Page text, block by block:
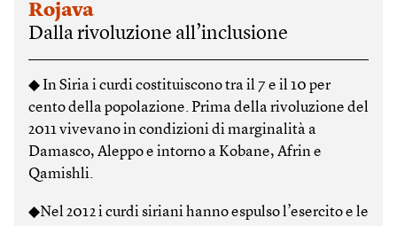
Rojava
Dalla rivoluzione all’inclusione
◆ In Siria i curdi costituiscono tra il 7 e il 10 per
cento della popolazione. Prima della rivoluzione del
2011 vivevano in condizioni di marginalità a
Damasco, Aleppo e intorno a Kobane, Afrin e
Qamishli.
◆Nel 2012 i curdi siriani hanno espulso l’esercito e le